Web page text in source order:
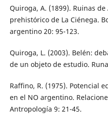
Quiroga, A. (1899). Ruinas
prehistórico de La Ciénega.
argentino 20: 95-123.
Quiroga, L. (2003). Belén:
de un objeto de estudio.
Raffino, R. (1975). Potencial
en el NO argentino.
Antropología 9: 21-45.